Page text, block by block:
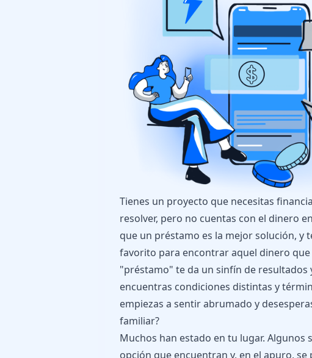
Tienes un proyecto que necesitas
resolver, pero no cuentas con el dinero
que un préstamo es la mejor solución, y
favorito para encontrar aquel dinero que
"préstamo" te da un sinfín de resultados
encuentras condiciones distintas y
empiezas a sentir abrumado y
familiar?
Muchos han estado en tu lugar. Algunos
opción que encuentran y, en el apuro,